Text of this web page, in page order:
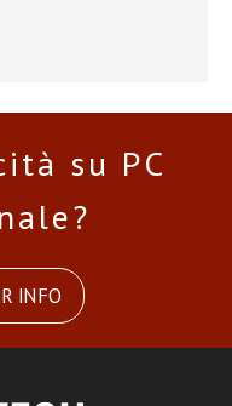
su PC
INFO